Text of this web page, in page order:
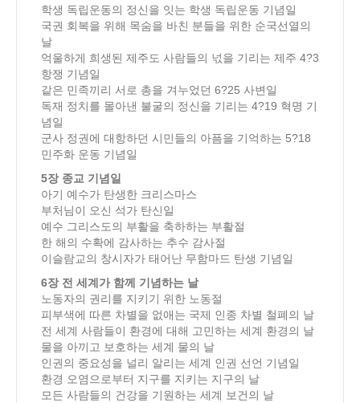
학생 독립운동의 정신을 잇는 학생 독립운동 기념일
국권 회복을 위해 목숨을 바친 분들을 위한 순국선열의
날
억울하게 희생된 제주도 사람들의 넋을 기리는 제주 4?3
항쟁 기념일
같은 민족끼리 서로 총을 겨누었던 6?25 사변일
독재 정치를 몰아낸 불굴의 정신을 기리는 4?19 혁명 기
념일
군사 정권에 대항하던 시민들의 아픔을 기억하는 5?18
민주화 운동 기념일
5장 종교 기념일
아기 예수가 탄생한 크리스마스
부처님이 오신 석가 탄신일
예수 그리스도의 부활을 축하하는 부활절
한 해의 수확에 감사하는 추수 감사절
이슬람교의 창시자가 태어난 무함마드 탄생 기념일
6장 전 세계가 함께 기념하는 날
노동자의 권리를 지키기 위한 노동절
피부색에 따른 차별을 없애는 국제 인종 차별 철폐의 날
전 세계 사람들이 환경에 대해 고민하는 세계 환경의 날
물을 아끼고 보호하는 세계 물의 날
인권의 중요성을 널리 알리는 세계 인권 선언 기념일
환경 오염으로부터 지구를 지키는 지구의 날
모든 사람들의 건강을 기원하는 세계 보건의 날